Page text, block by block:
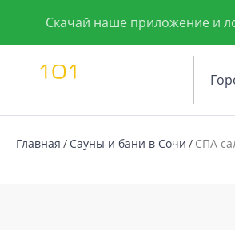
Скачай наше приложение и
Главная Сауны и бани в Сочи СПА